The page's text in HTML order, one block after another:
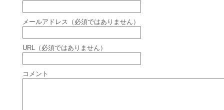
メールアドレス（必須ではありません）
URL（必須ではありません）
コメント